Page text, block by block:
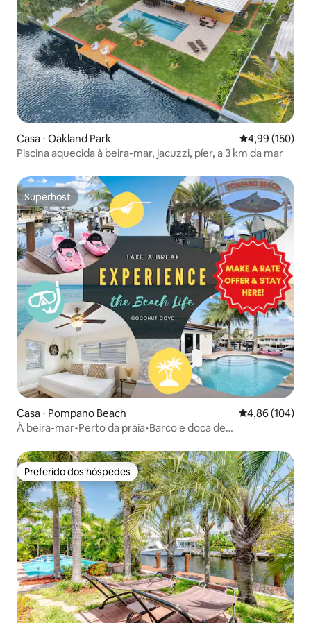
Casa ⋅ Oakland Park 4,99 de uma
4,99 (150)
Piscina aquecida à beira-mar, jacuzzi, píer, a 3 km da mar
Superhost
Superhost
Casa ⋅ Pompano Beach 4,86 de uma
4,86 (104)
À beira-mar•Perto da praia•Barco e doca de
Preferido dos hóspedes
Preferido dos hóspedes